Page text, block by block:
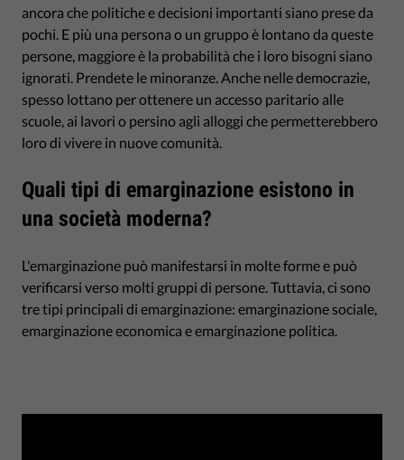
ancora che politiche e decisioni importanti siano prese da
pochi. E più una persona o un gruppo è lontano da queste
persone, maggiore è la probabilità che i loro bisogni siano
ignorati. Prendete le minoranze. Anche nelle democrazie,
spesso lottano per ottenere un accesso paritario alle
scuole, ai lavori o persino agli alloggi che permetterebbero
loro di vivere in nuove comunità.
Quali tipi di emarginazione esistono in
una società moderna?
L'emarginazione può manifestarsi in molte forme e può
verificarsi verso molti gruppi di persone. Tuttavia, ci sono
tre tipi principali di emarginazione: emarginazione sociale,
emarginazione economica e emarginazione politica.